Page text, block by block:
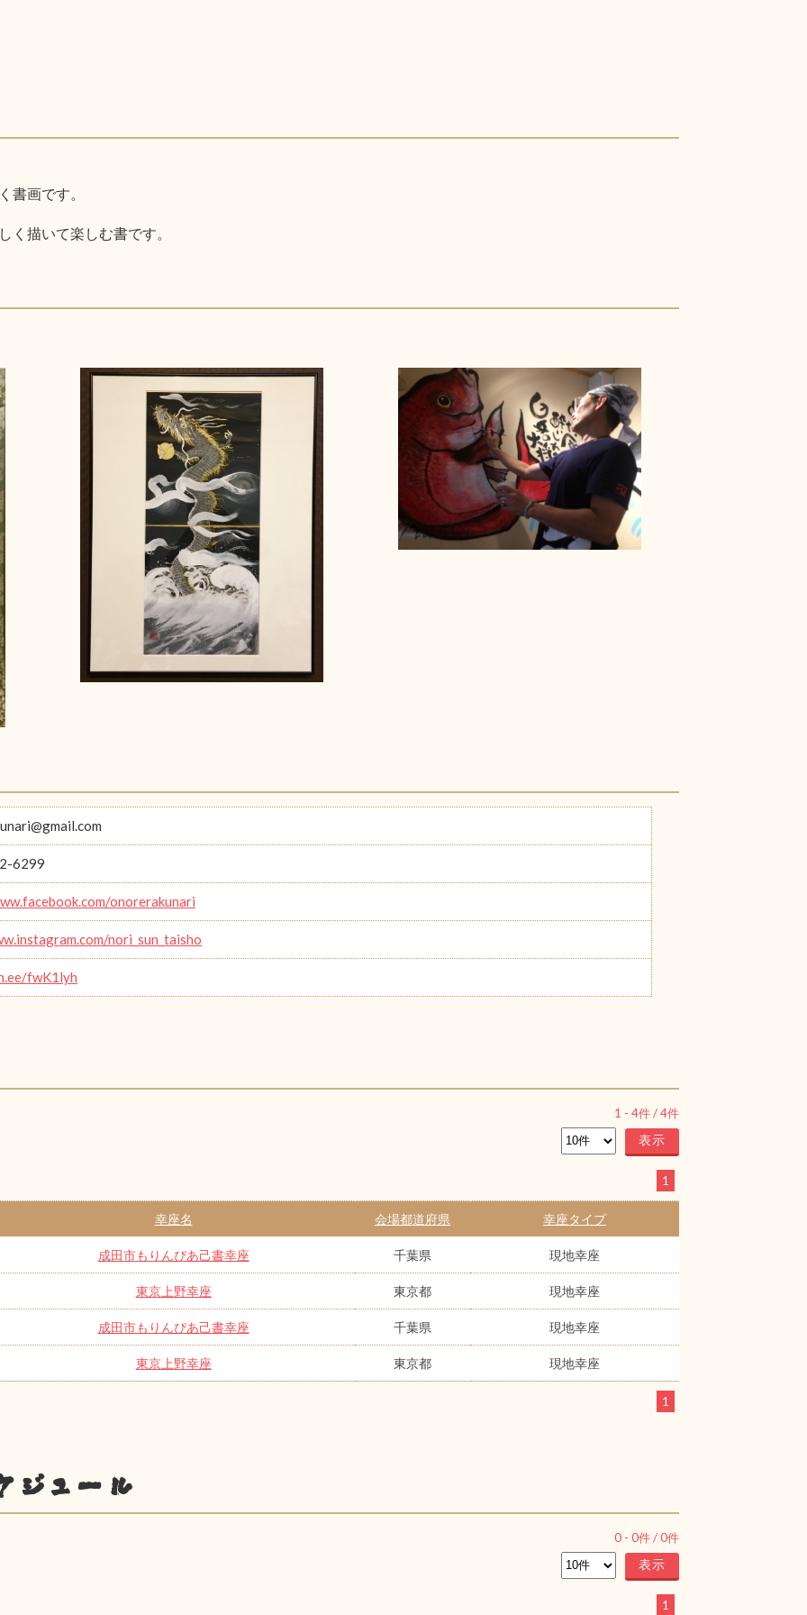
書画です。
く描いて楽しむ書です。
6299
onorerakunari
nori_sun_taisho
fwK1lyh
1 - 4件 /4件
1
幸座名 会場都道府県 幸座タイプ
成田市もりんぴあ己書幸座 千葉県 現地幸座
東京上野幸座 東京都 現地幸座
成田市もりんぴあ己書幸座 千葉県 現地幸座
東京上野幸座 東京都 現地幸座
1
ジュール
0 - 0件 /0件
1